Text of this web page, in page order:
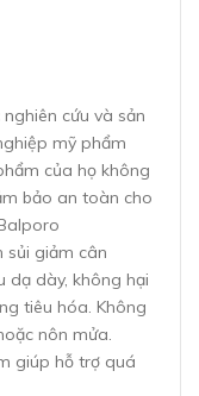
cứu và sản
mỹ phẩm
của họ không
bảo an toàn cho
sủi giảm cân
dạ dày, không hại
tiêu hóa. Không
nôn mửa.
giúp hỗ trợ quá